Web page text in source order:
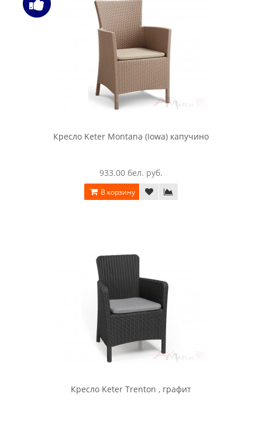
Комплект мебели Keter Salemo Balcony Set коричневый
8385.00 бел. руб.
В корзину
Комплект мебели Rosario balcony set Keter